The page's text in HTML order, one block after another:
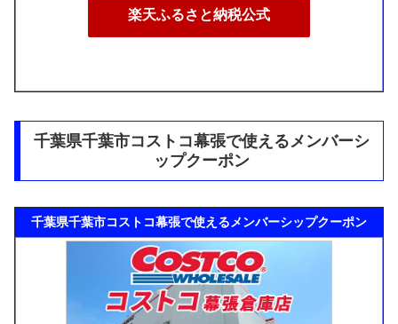
楽天ふるさと納税公式
千葉県千葉市コストコ幕張で使えるメンバーシ
ップクーポン
千葉県千葉市コストコ幕張で使えるメンバーシップクーポン